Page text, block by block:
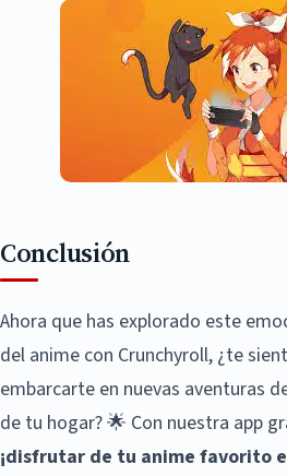
Conclusión
Ahora que has explorado este
del anime con Crunchyroll, ¿te
embarcarte en nuevas aventuras
de tu hogar? 🌟 Con nuestra app
¡disfrutar de tu anime favorito